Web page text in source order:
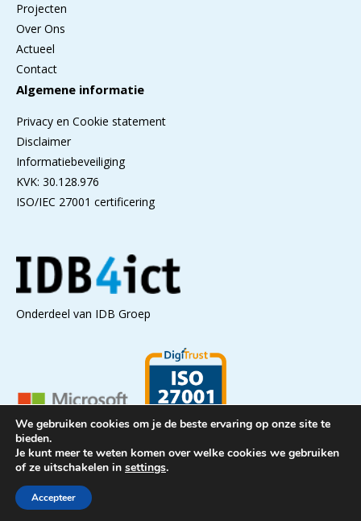
Projecten
Over Ons
Actueel
Contact
Algemene informatie
Privacy en Cookie statement
Disclaimer
Informatiebeveiliging
KVK: 30.128.976
ISO/IEC 27001 certificering
Onderdeel van IDB Groep
Copyright © IDB Groep 2026
We gebruiken cookies om je de beste ervaring op onze site te
bieden.
Je kunt meer te weten komen over welke cookies we gebruiken
of ze uitschakelen in settings.
Accepteer